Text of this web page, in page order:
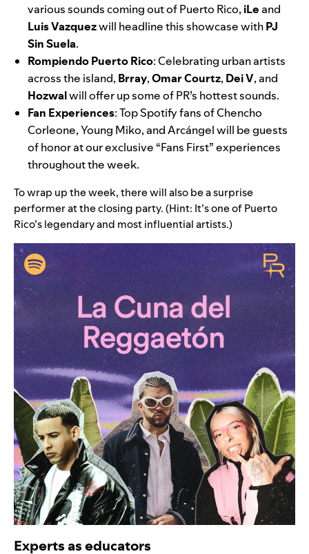
various sounds coming out of Puerto Rico, iLe and
Luis Vazquezwill headline this showcase withPJ
Sin Suela.
Rompiendo Puerto Rico: Celebrating urban artists
across the island, Brray,Omar Courtz, Dei V, and
Hozwalwill offer up some of PR’s hottest sounds.
Fan Experiences:Top Spotify fans ofChencho
Corleone,Young Miko, and Arcángel will be guests
of honor at our exclusive “Fans First” experiences
throughout the week.
To wrap up the week, there will also be a surprise
performer at the closing party. (Hint: It’s one of Puerto
Rico’s legendary and most influential artists.)
Experts as educators